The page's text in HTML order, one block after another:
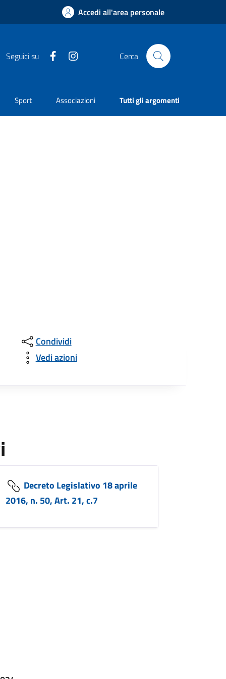
Accedi all'area personale
Seguici su Facebook Cerca
Sport Associazioni Tutti gli argomenti
Condividi
Vedi azioni
Decreto Legislativo 18 aprile
2016, n. 50, Art. 21, c.7